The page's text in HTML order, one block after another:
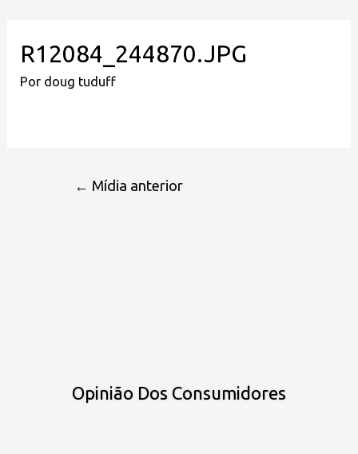
R12084_244870.JPG
Por doug tuduff
← Mídia anterior
Opinião Dos Consumidores